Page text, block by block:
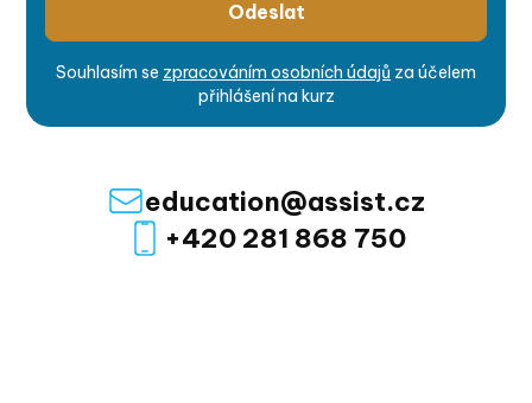
Souhlasím se zpracováním osobních údajů za účelem
přihlášení na kurz
education@assist.cz
+420 281 868 750